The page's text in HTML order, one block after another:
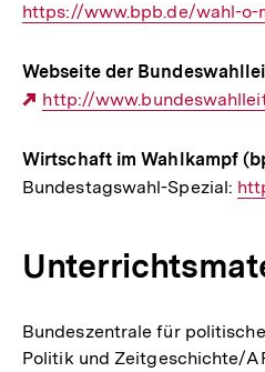
Interner
https://www.bpb.de/wahl-
Webseite der
Externer
http://
Wirtschaft im Wahlkampf
Bundestagswahl-Spezial:
Bundeszentrale für
Politik und Zeitgeschichte/